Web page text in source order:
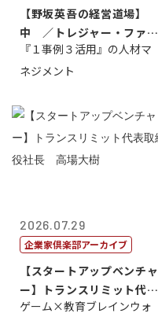
【野坂英吾の経営道場】
中 ／トレジャー・ファク
トリー社長野坂...
『１事例３活用』の人材マ
ネジメント
2026.07.29
企業家倶楽部アーカイブ
【スタートアップベンチャ
ー】トランスリミット代表
取締役社長 ...
ゲーム×教育ブレインウォ